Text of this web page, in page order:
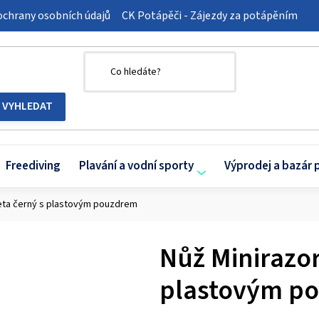
osobních údajů CK Potápěči - Zájezdy za potápěním
Freediving Plavání a vodní sporty Výprodej a bazár
černý s plastovým pouzdrem
Nůž
plastovým